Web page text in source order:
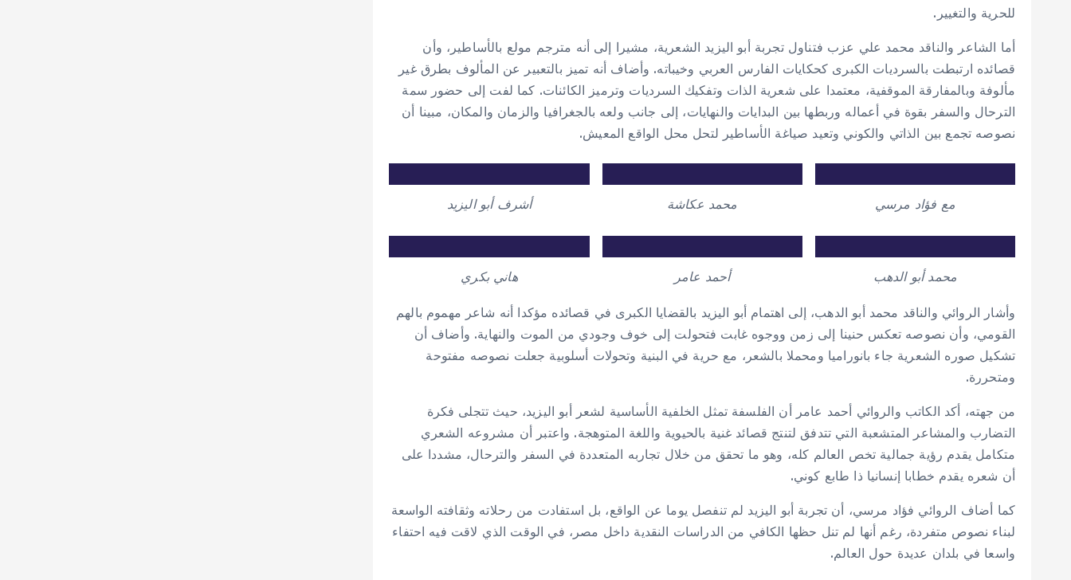
للحرية والتغيير.
أما الشاعر والناقد محمد علي عزب فتناول تجربة أبو اليزيد الشعرية، مشيرا إلى أنه مترجم مولع بالأساطير، وأن
قصائده ارتبطت بالسرديات الكبرى كحكايات الفارس العربي وخيباته. وأضاف أنه تميز بالتعبير عن المألوف بطرق غير
مألوفة وبالمفارقة الموقفية، معتمدا على شعرية الذات وتفكيك السرديات وترميز الكائنات. كما لفت إلى حضور سمة
الترحال والسفر بقوة في أعماله وربطها بين البدايات والنهايات، إلى جانب ولعه بالجغرافيا والزمان والمكان، مبينا أن
نصوصه تجمع بين الذاتي والكوني وتعيد صياغة الأساطير لتحل محل الواقع المعيش.
أشرف أبو اليزيد محمد عكاشة مع فؤاد مرسي
هاني بكري أحمد عامر محمد أبو الدهب
وأشار الروائي والناقد محمد أبو الدهب، إلى اهتمام أبو اليزيد بالقضايا الكبرى في قصائده مؤكدا أنه شاعر مهموم بالهم
القومي، وأن نصوصه تعكس حنينا إلى زمن ووجوه غابت فتحولت إلى خوف وجودي من الموت والنهاية. وأضاف أن
تشكيل صوره الشعرية جاء بانوراميا ومحملا بالشعر، مع حرية في البنية وتحولات أسلوبية جعلت نصوصه مفتوحة
ومتحررة.
من جهته، أكد الكاتب والروائي أحمد عامر أن الفلسفة تمثل الخلفية الأساسية لشعر أبو اليزيد، حيث تتجلى فكرة
التضارب والمشاعر المتشعبة التي تتدفق لتنتج قصائد غنية بالحيوية واللغة المتوهجة. واعتبر أن مشروعه الشعري
متكامل يقدم رؤية جمالية تخص العالم كله، وهو ما تحقق من خلال تجاربه المتعددة في السفر والترحال، مشددا على
أن شعره يقدم خطابا إنسانيا ذا طابع كوني.
كما أضاف الروائي فؤاد مرسي، أن تجربة أبو اليزيد لم تنفصل يوما عن الواقع، بل استفادت من رحلاته وثقافته الواسعة
لبناء نصوص متفردة، رغم أنها لم تنل حظها الكافي من الدراسات النقدية داخل مصر، في الوقت الذي لاقت فيه احتفاء
واسعا في بلدان عديدة حول العالم.